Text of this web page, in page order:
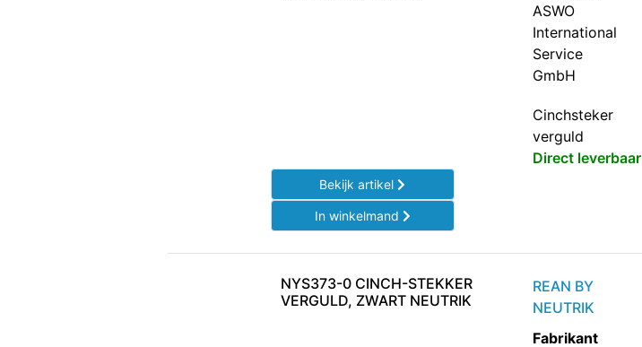
ASWO
International
Service
GmbH
Cinchsteker
verguld
Direct leverbaar
Bekijk artikel
In winkelmand
NYS373-0 CINCH-STEKKER
VERGULD, ZWART NEUTRIK
REAN BY
NEUTRIK
Fabrikant